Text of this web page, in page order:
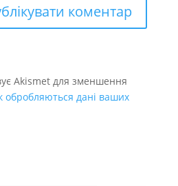
Akismet для зменшення
обробляються дані ваших